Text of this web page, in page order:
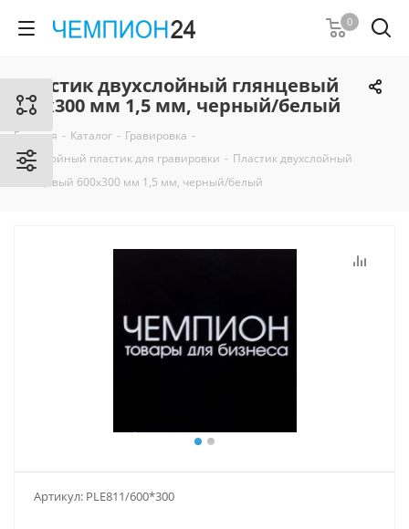
0
Пластик двухслойный глянцевый
600х300 мм 1,5 мм, черный/белый
Главная - Каталог - Гравировка -
Двухслойный пластик для гравировки - Пластик двухслойный
глянцевый 600х300 мм 1,5 мм, черный/белый
Артикул: PLE811/600*300